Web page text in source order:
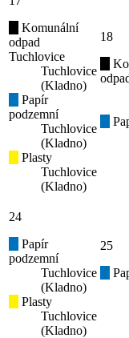
Komunální
odpad
Tuchlovice
Tuchlovice
(Kladno)
Papír
podzemní
Tuchlovice
(Kladno)
Plasty
Tuchlovice
(Kladno)
18
24
Papír
podzemní
Tuchlovice
(Kladno)
Plasty
Tuchlovice
(Kladno)
25